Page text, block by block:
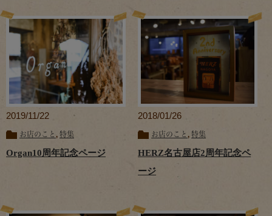
2019/11/22
お店のこと , 特集
Organ10周年記念ページ
2018/01/26
お店のこと ,特集
HERZ名古屋店2周年記念ペ
ージ